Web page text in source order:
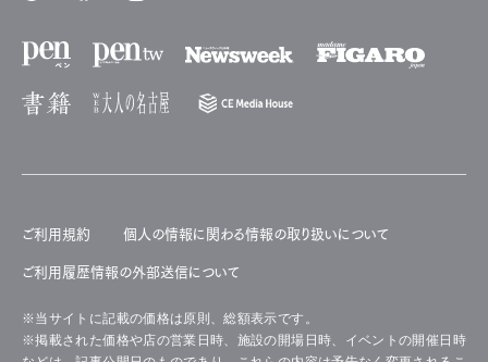
ご利用規約 個人の情報に関わる情報の取り扱いについて
ご利用履歴情報の外部送信について
※当サイトに記載の価格は原則、総額表示です。
※掲載された価格や店の営業日時、施設の開場日時、イベントの開催日時